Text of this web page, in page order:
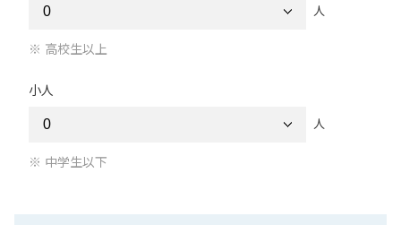
人
高校生以上
小人
人
中学生以下